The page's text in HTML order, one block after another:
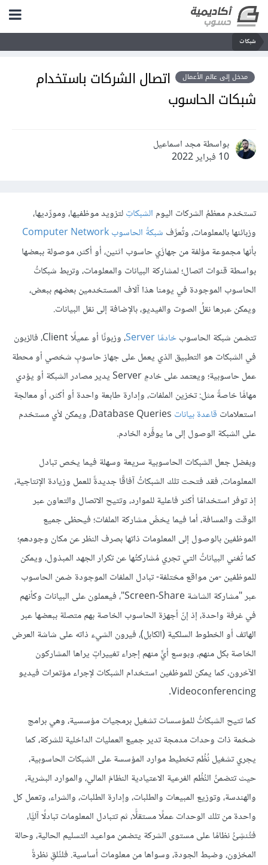
شبكات
مدخل إلى عالم الأعمال
اتصال الشركات باستخدام
شبكات الحاسوب
بواسطة مجد اسماعيل
10 فبراير 2022
تستخدم معظمُ الشركات اليوم الشبكاتِلتزويد موظفيها، ومورِّديها،
وزبائنها بالمعلومات، وتُعرَّف شبكةُ الحاسوب Computer Network
بأنها مجموعة مؤلفة من جهازَي حاسوب اثنين، أو أكثر، موصولة ببعضها
بواسطة قنوات اتصال؛ لمشاركة البيانات والمعلومات، وتربط شبكاتُ
الحاسوب الموجودة في يومنا هذا آلاف المستخدمين بعضهم ببعض،
ويمكن عبرها نقلُ الصوت والفيديو، بالإضافة إلى نقل البيانات.
تتضمن شبكة الحاسوبخادمًا Server
، وزبونًا أو عميلًا Client، فالزبون
في الشبكات هو التطبيق الذي يعمل على جهاز حاسوبٍ شخصي أو محطة
عمل حاسوبية؛ ويعتمد على خادمٍ Server يدير مصادر الشبكة أو يؤدي
مهامًّا خاصةً مثل: تخزين الملفات، وإدارة طابعة واحدة أو أكثر، أو معالجة
استعلامات قاعدة بيانات
Database Queries، ويمكن لأي مستخدم
على الشبكة الوصول إلى ما يوفِّره الخادم.
وبفضل جعل الشبكات الحاسوبية سريعة وسهلة فيما يخص تبادل
المعلومات، فقد فتحت تلك الشبكاتُ آفاقًا جديدةً للعمل وزيادة الإنتاجية،
إذ توفر استخدامًا أكثر فاعلية للموارد، وتتيح الاتصال والتعاون عبر
الوقت والمسافة، أما فيما يخصُّ مشاركة الملفات؛ فيحظى جميع
الموظفين بالوصول إلى المعلومات ذاتها بصرف النظر عن مكان وجودهم؛
كما تُغني البياناتُ التي تجري مُشاركتُها عن تكرار الجهد المبذول، ويمكن
للموظفين -من مواقع مختلفة- تبادل الملفات الموجودة ضمن الحاسوب
عبر "مشاركة الشاشة Screen-Share"، فيعملون على البيانات وكأنهم
في غرفة واحدة، إذ إنّ أجهزة الحاسوب الخاصة بهم متصلة ببعضها عبر
الهاتف أو الخطوط السلكية (الكابل)، فيرون الشيء ذاته على شاشة العرض
الخاصة بكل منهم، وبوسع أيٍّ منهم إجراء تغييراتٍ يراها المشاركون
الآخرون، كما يمكن للموظفين استخدام الشبكات لإجراء مؤتمرات فيديو
Videoconferencing.
كما تتيح الشبكاتُ للمؤسسات تشغيل برمجيات مؤسسية، وهي برامج
ضخمة ذات وحدات مدمجة تدير جميع العمليات الداخلية للشركة، كما
يجري تشغيل نُظُم تخطيط موارد المؤسسة على الشبكات الحاسوبية،
حيث تتضمنُ النُظُم الفرعية الاعتيادية النظامَ المالي، والموارد البشرية،
والهندسة، وتوزيع المبيعات والطلبات، وإدارة الطلبات، والشراء، وتعمل كل
واحدة من تلك الوحدات عملًا مستقلًّا، ثم تتبادل المعلومات تبادلًا آليًّا،
فتُنشِئُ نظامًا على مستوى الشركة يتضمن مواعيد التسليم الحالية، وحالة
المخزون، وضبط الجودة، وسواها من معلومات أساسية. فلنُلقِ نظرةً